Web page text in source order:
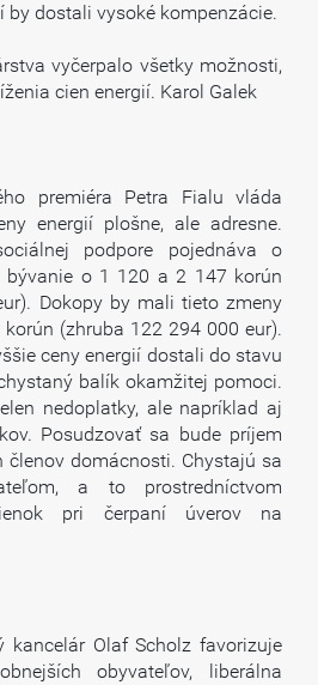
by dostali vysoké kompenzácie.
vyčerpalo všetky možnosti,
cien energií. Karol Galek
premiéra Petra Fialu vláda
energií plošne, ale adresne.
podpore pojednáva o
bývanie o 1 120 a 2 147 korún
Dokopy by mali tieto zmeny
(zhruba 122 294 000 eur).
ceny energií dostali do stavu
balík okamžitej pomoci.
nedoplatky, ale napríklad aj
Posudzovať sa bude príjem
domácnosti. Chystajú sa
a to prostredníctvom
pri čerpaní úverov na
kancelár Olaf Scholz favorizuje
obyvateľov, liberálna